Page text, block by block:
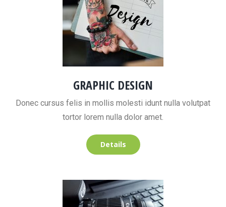
GRAPHIC DESIGN
Donec cursus felis in mollis molesti idunt nulla volutpat
tortor lorem nulla dolor amet.
Details